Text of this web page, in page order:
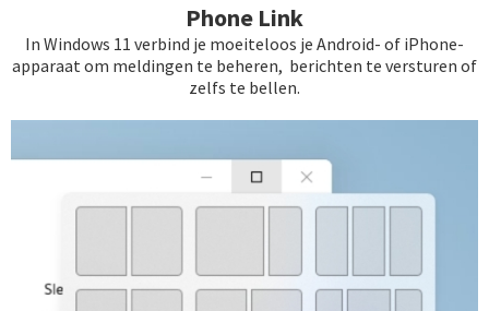
Phone Link
In Windows 11 verbind je moeiteloos je Android- of iPhone-
apparaat om meldingen te beheren, berichten te versturen of
zelfs te bellen.